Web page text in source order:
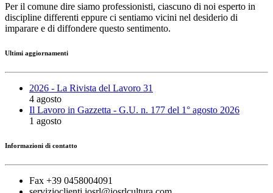
Per il comune dire siamo professionisti, ciascuno di noi esperto in
discipline differenti eppure ci sentiamo vicini nel desiderio di
imparare e di diffondere questo sentimento.
Ultimi aggiornamenti
2026 - La Rivista del Lavoro 31
4 agosto
Il Lavoro in Gazzetta - G.U. n. 177 del 1° agosto 2026
1 agosto
Informazioni di contatto
Fax +39 0458004091